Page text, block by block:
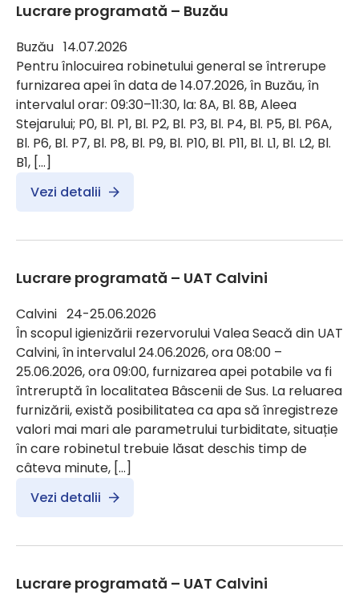
Lucrare programată – Buzău
Buzău 14.07.2026
Pentru înlocuirea robinetului general se întrerupe
furnizarea apei în data de 14.07.2026, în Buzău, în
intervalul orar: 09:30–11:30, la: 8A, Bl. 8B, Aleea
Stejarului; P0, Bl. P1, Bl. P2, Bl. P3, Bl. P4, Bl. P5, Bl. P6A,
Bl. P6, Bl. P7, Bl. P8, Bl. P9, Bl. P10, Bl. P11, Bl. L1, Bl. L2, Bl.
B1, […]
Vezi detalii
Lucrare programată – UAT Calvini
Calvini 24-25.06.2026
În scopul igienizării rezervorului Valea Seacă din UAT
Calvini, în intervalul 24.06.2026, ora 08:00 –
25.06.2026, ora 09:00, furnizarea apei potabile va fi
întreruptă în localitatea Bâscenii de Sus. La reluarea
furnizării, există posibilitatea ca apa să înregistreze
valori mai mari ale parametrului turbiditate, situație
în care robinetul trebuie lăsat deschis timp de
câteva minute, […]
Vezi detalii
Lucrare programată – UAT Calvini